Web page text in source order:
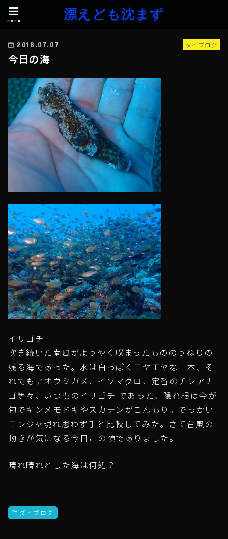
漂えども沈まず
menu
ダイブログ
2018.07.07
今日の海
イリゴチ
吹き続いた南風がようやく収まったもののうねりの
残る海であった。水は白っぽくモヤモヤな一本、そ
れでもアオウミガメ、イソマグロ、定番のチンアナ
ゴ等々、いつものイリゴチ であった。隠れ根は今が
旬でキンメモドキやスカテンがこんもり。でっかい
モンジャ現れ思わず手と比較してみた。さて台風の
動きが気になる今日この頃でありました。
晴れ晴れとした海は何処？
ダイブログ